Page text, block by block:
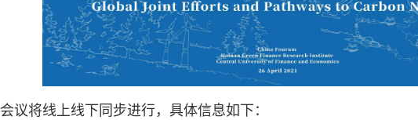
会议将线上线下同步进行，具体信息如下：